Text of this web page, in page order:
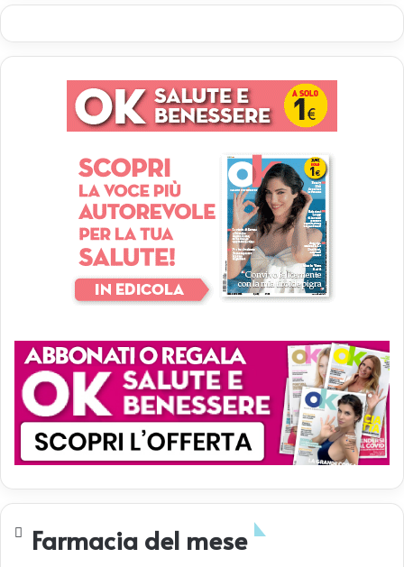
Farmacia del mese